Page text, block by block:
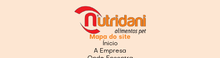
Mapa do site
Ínicio
A Empresa